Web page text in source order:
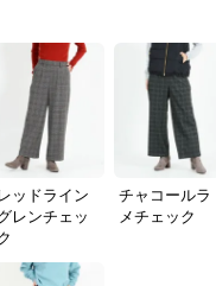
レッドライン
レンチェッ
チャコールラ
メチェック